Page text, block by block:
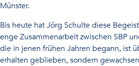
Münster.
Bis heute hat Jörg Schulte diese
enge Zusammenarbeit zwischen SBP
die in jenen frühen Jahren begann, ist
erhalten geblieben, sondern